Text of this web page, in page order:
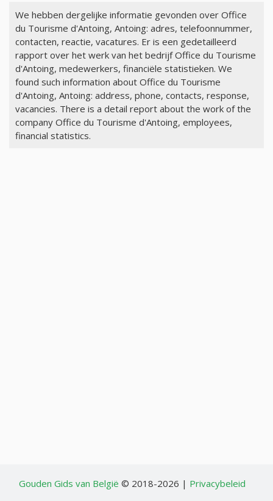
We hebben dergelijke informatie gevonden over Office
du Tourisme d'Antoing, Antoing: adres, telefoonnummer,
contacten, reactie, vacatures. Er is een gedetailleerd
rapport over het werk van het bedrijf Office du Tourisme
d'Antoing, medewerkers, financiële statistieken. We
found such information about Office du Tourisme
d'Antoing, Antoing: address, phone, contacts, response,
vacancies. There is a detail report about the work of the
company Office du Tourisme d'Antoing, employees,
financial statistics.
Gouden Gids van België © 2018-2026 | Privacybeleid